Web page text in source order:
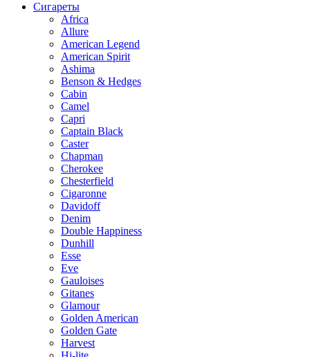
Сигареты
Africa
Allure
American Legend
American Spirit
Ashima
Benson & Hedges
Cabin
Camel
Capri
Captain Black
Caster
Chapman
Cherokee
Chesterfield
Cigaronne
Davidoff
Denim
Double Happiness
Dunhill
Esse
Eve
Gauloises
Gitanes
Glamour
Golden American
Golden Gate
Harvest